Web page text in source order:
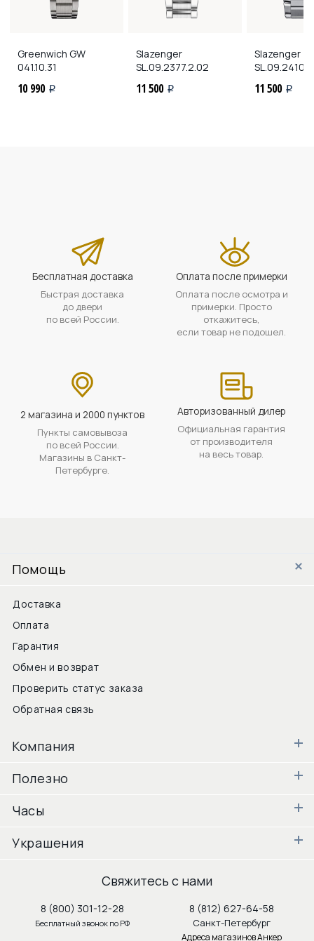
Greenwich GW
041.10.31
10 990 i
Slazenger
SL.09.2377.2.02
11 500 i
Slazenger
11 500 i
Бесплатная доставка
Быстрая доставка
до двери
по всей России.
Оплата после примерки
Оплата после осмотра и
примерки. Просто
откажитесь,
если товар не подошел.
2 магазина и 2000 пунктов
Пункты самовывоза
по всей России.
Магазины в Санкт-
Петербурге.
Авторизованный дилер
Официальная гарантия
от производителя
на весь товар.
Помощь
Доставка
Оплата
Гарантия
Обмен и возврат
Проверить статус заказа
Обратная связь
Компания
Полезно
Часы
Украшения
Свяжитесь с нами
8 (800) 301-12-28
Бесплатный звонок по РФ
8 (812) 627-64-58
Санкт-Петербург
Адреса магазинов Анкер